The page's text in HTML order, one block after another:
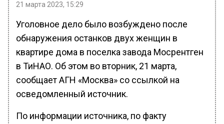
21 марта 2023, 15:29
Уголовное дело было возбуждено после
обнаружения останков двух женщин в
квартире дома в поселка завода Мосрентген
в ТиНАО. Об этом во вторник, 21 марта,
сообщает АГН «Москва» со ссылкой на
осведомленный источник.
По информации источника, по факту